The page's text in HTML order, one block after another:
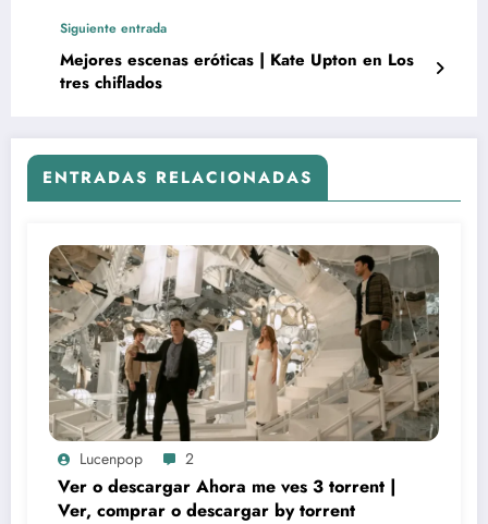
Siguiente entrada
Mejores escenas eróticas | Kate Upton en Los
tres chiflados
ENTRADAS RELACIONADAS
Lucenpop 2
Ver o descargar Ahora me ves 3 torrent |
Ver, comprar o descargar by torrent